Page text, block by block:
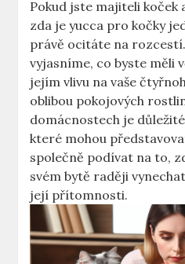
Pokud jste majiteli koček
zda je yucca pro kočky
právě ocitáte na
vyjasníme, co byste měli
jejím vlivu na vaše
oblibou pokojových
domácnostech je
které mohou
společně podívat na to,
svém bytě raději
její přítomnosti.